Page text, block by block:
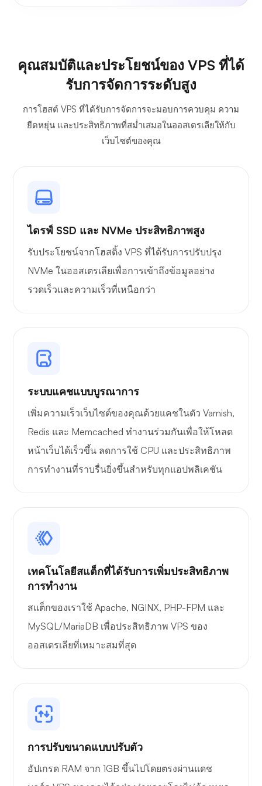
คุณสมบัติและประโยชน์ของ VPS ที่ได้
รับการจัดการระดับสูง
การโฮสต์ VPS ที่ได้รับการจัดการจะมอบการควบคุม ความ
ยืดหยุ่น และประสิทธิภาพที่สม่ำเสมอในออสเตรเลียให้กับ
เว็บไซต์ของคุณ
ไดรฟ์ SSD และ NVMe ประสิทธิภาพสูง
รับประโยชน์จากโฮสติ้ง VPS ที่ได้รับการปรับปรุง
NVMe ในออสเตรเลียเพื่อการเข้าถึงข้อมูลอย่าง
รวดเร็วและความเร็วที่เหนือกว่า
ระบบแคชแบบบูรณาการ
เพิ่มความเร็วเว็บไซต์ของคุณด้วยแคชในตัว Varnish,
Redis และ Memcached ทำงานร่วมกันเพื่อให้โหลด
หน้าเว็บได้เร็วขึ้น ลดการใช้ CPU และประสิทธิภาพ
การทำงานที่ราบรื่นยิ่งขึ้นสำหรับทุกแอปพลิเคชัน
เทคโนโลยีสแต็กที่ได้รับการเพิ่มประสิทธิภาพ
การทำงาน
สแต็กของเราใช้ Apache, NGINX, PHP-FPM และ
MySQL/MariaDB เพื่อประสิทธิภาพ VPS ของ
ออสเตรเลียที่เหมาะสมที่สุด
การปรับขนาดแบบปรับตัว
อัปเกรด RAM จาก 1GB ขึ้นไปโดยตรงผ่านแดช